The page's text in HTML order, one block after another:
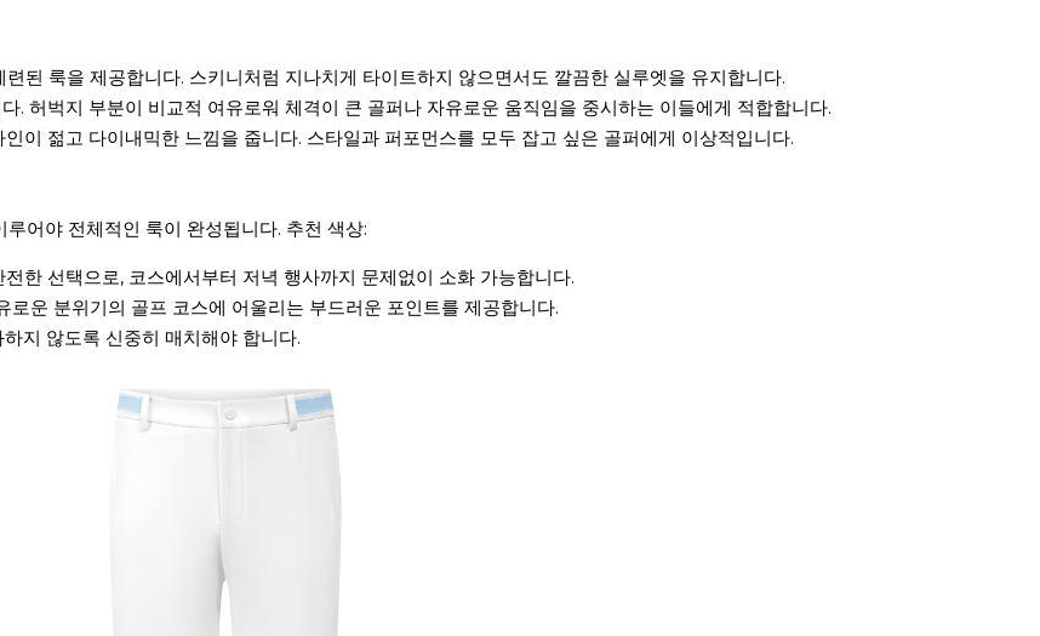
된 룩을 제공합니다. 스키니처럼 지나치게 타이트하지 않으면서도 깔끔한 실루엣을 유지합니다.
. 허벅지 부분이 비교적 여유로워 체격이 큰 골퍼나 자유로운 움직임을 중시하는 이들에게 적합합니다.
이 젊고 다이내믹한 느낌을 줍니다. 스타일과 퍼포먼스를 모두 잡고 싶은 골퍼에게 이상적입니다.
어야 전체적인 룩이 완성됩니다. 추천 색상:
한 선택으로, 코스에서부터 저녁 행사까지 문제없이 소화 가능합니다.
로운 분위기의 골프 코스에 어울리는 부드러운 포인트를 제공합니다.
지 않도록 신중히 매치해야 합니다.